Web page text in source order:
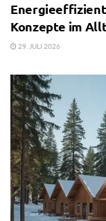
Energieeffizient
Konzepte im
29. JULI 2026